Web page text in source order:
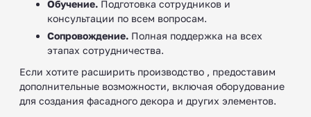
Обучение. Подготовка сотрудников и
консультации по всем вопросам.
Сопровождение. Полная поддержка на всех
этапах сотрудничества.
Если хотите расширить производство , предоставим
дополнительные возможности, включая оборудование
для создания фасадного декора и других элементов.